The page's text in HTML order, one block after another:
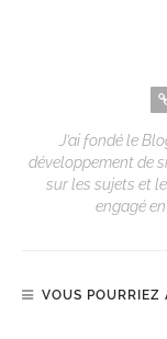
J’ai fondé le
développement de
sur les sujets et
engagé
VOUS POURRIEZ